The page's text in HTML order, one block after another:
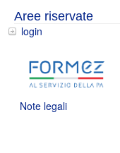
Aree riservate
login
Note legali